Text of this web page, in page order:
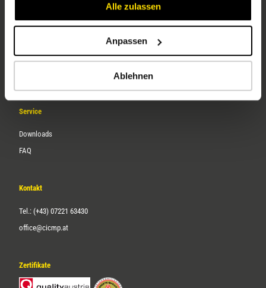
Alle zulassen
Anpassen
Ablehnen
Über uns
Service
Downloads
FAQ
Kontakt
Tel.: (+43) 07221 63430
office@cicmp.at
Zertifikate